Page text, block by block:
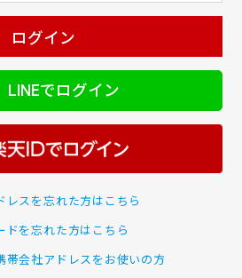
ログイン
LINEでログイン
レスを忘れた方はこちら
ドを忘れた方はこちら
帯会社アドレスをお使いの方